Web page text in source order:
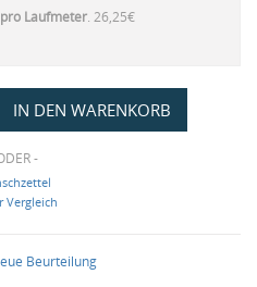
Laufmeter. 26,25€
-
Vergleich
Beurteilung